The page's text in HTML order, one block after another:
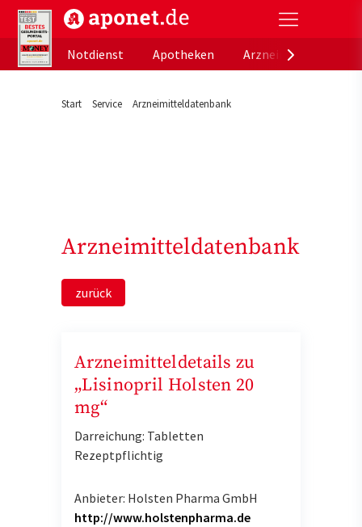
aponet.de - Das offizielle Gesundheitsportal der
Notdienst
Apotheken
Start Service Arzneimitteldatenbank
Arzneimitteldatenbank
zurück
Arzneimitteldetails zu
„Lisinopril Holsten 20
mg“
Darreichung: Tabletten
Rezeptpflichtig
Anbieter: Holsten Pharma GmbH
http://www.holstenpharma.de